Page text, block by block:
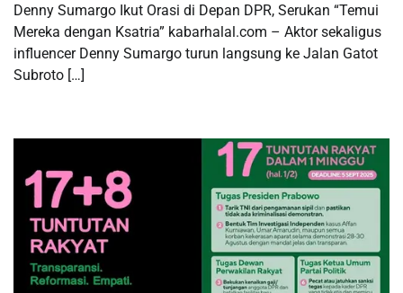
Denny Sumargo Ikut Orasi di Depan DPR, Serukan “Temui
Mereka dengan Ksatria” kabarhalal.com – Aktor sekaligus
influencer Denny Sumargo turun langsung ke Jalan Gatot
Subroto […]